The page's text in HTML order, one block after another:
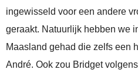
ingewisseld voor een andere
geraakt. Natuurlijk hebben we
Maasland gehad die zelfs een
André. Ook zou Bridget